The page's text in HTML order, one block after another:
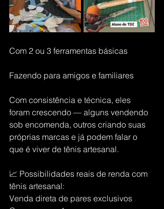
Com 2 ou 3 ferramentas básicas
Fazendo para amigos e familiares
Com consistência e técnica, eles
foram crescendo — alguns vendendo
sob encomenda, outros criando suas
próprias marcas e já podem falar o
que é viver de tênis artesanal.
📈 Possibilidades reais de renda com
tênis artesanal:
Venda direta de pares exclusivos